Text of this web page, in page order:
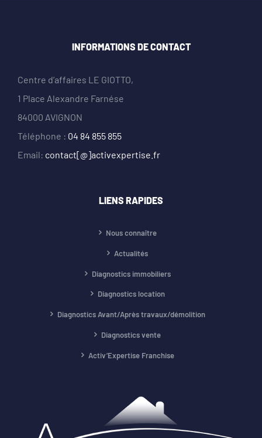
INFORMATIONS DE CONTACT
Centre d’affaires LE GIOTTO,
1 Place Alexandre Farnése
84000 AVIGNON
Téléphone : 04 84 855 855
Email: contact[@]activexpertise.fr
LIENS RAPIDES
Nous connaître
Actualités
Diagnostics immobiliers
Diagnostics location
Diagnostics Avant/Après travaux/démolition
Diagnostics vente
Activ’Expertise Franchise